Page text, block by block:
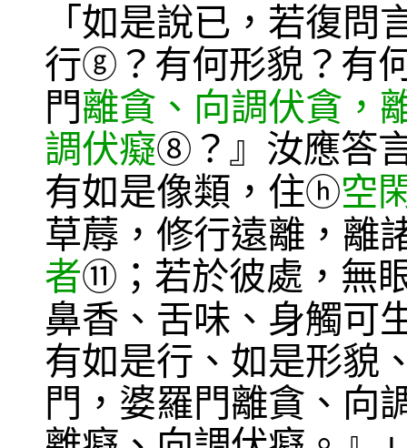
「如是說已，若復
行ⓖ ？有何形貌？有
門離貪、向調伏貪，
調伏癡⑧ ？』汝應答
有如是像類，住ⓗ空
草蓐，修行遠離，離
者⑪ ；若於彼處，無
鼻香、舌味、身觸可
有如是行、如是形貌
門，婆羅門離貪、向